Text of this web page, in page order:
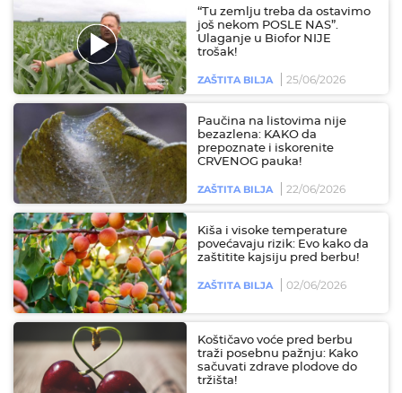
“Tu zemlju treba da ostavimo
još nekom POSLE NAS”.
Ulaganje u Biofor NIJE
trošak!
ZAŠTITA BILJA 25/06/2026
Paučina na listovima nije
bezazlena: KAKO da
prepoznate i iskorenite
CRVENOG pauka!
ZAŠTITA BILJA 22/06/2026
Kiša i visoke temperature
povećavaju rizik: Evo kako da
zaštitite kajsiju pred berbu!
ZAŠTITA BILJA 02/06/2026
Koštičavo voće pred berbu
traži posebnu pažnju: Kako
sačuvati zdrave plodove do
tržišta!